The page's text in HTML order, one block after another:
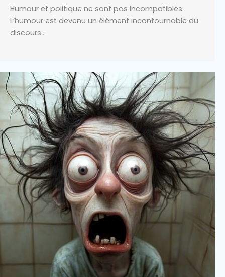
Humour et politique ne sont pas incompatibles
L’humour est devenu un élément incontournable du
discours…